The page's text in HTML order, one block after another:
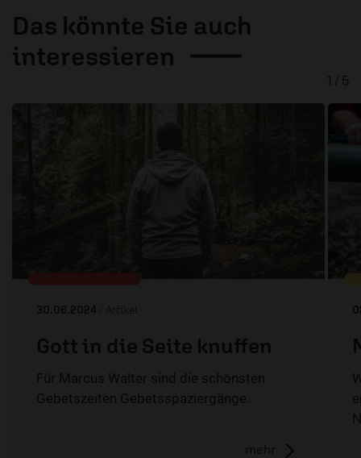
Das könnte Sie auch
interessieren
30.06.2024 / Artikel
Gott in die Seite knuffen
Für Marcus Walter sind die schönsten
Gebetszeiten Gebetsspaziergänge.
mehr
1 / 5